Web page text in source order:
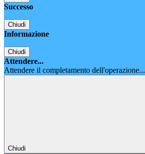
Successo
Chiudi
Informazione
Chiudi
Attendere...
Attendere il completamento dell'operazione...
Chiudi